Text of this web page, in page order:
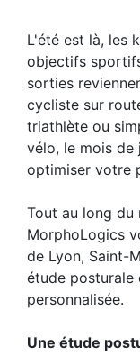
L'été est là, les
objectifs
sorties
cycliste sur
triathlète ou
vélo, le mois de
optimiser votre
Tout au long du
MorphoLogics
de Lyon, Saint-
étude
personnalisée.
Une étude